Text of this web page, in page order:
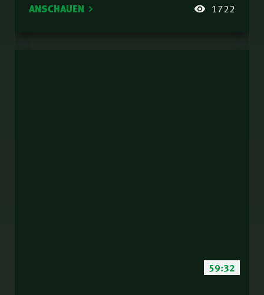
ANSCHAUEN 1722
59:32